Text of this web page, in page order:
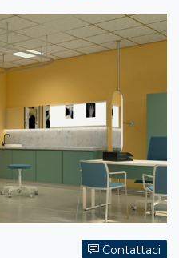
Contattaci